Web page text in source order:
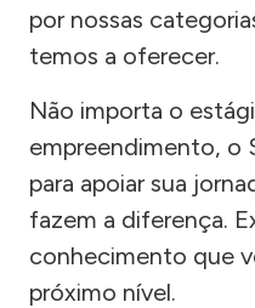
por nossas
temos a oferecer.
Não importa o
empreendimento, o
para apoiar sua
fazem a diferença.
conhecimento que
próximo nível.